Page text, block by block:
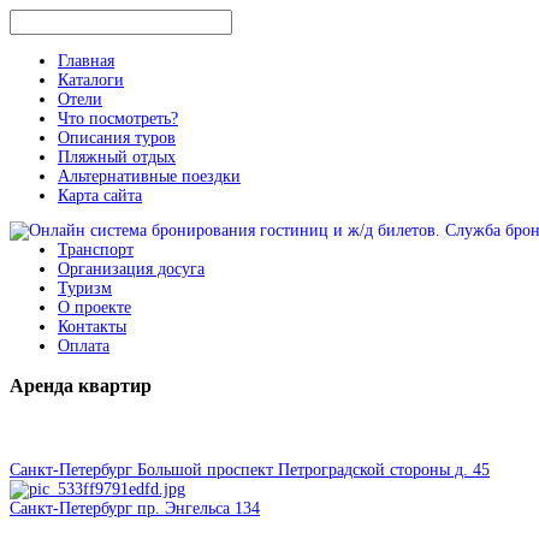
Главная
Каталоги
Отели
Что посмотреть?
Описания туров
Пляжный отдых
Альтернативные поездки
Карта сайта
Транспорт
Организация досуга
Туризм
О проекте
Контакты
Оплата
Аренда квартир
Санкт-Петербург Большой проспект Петроградской стороны д. 45
Санкт-Петербург пр. Энгельса 134